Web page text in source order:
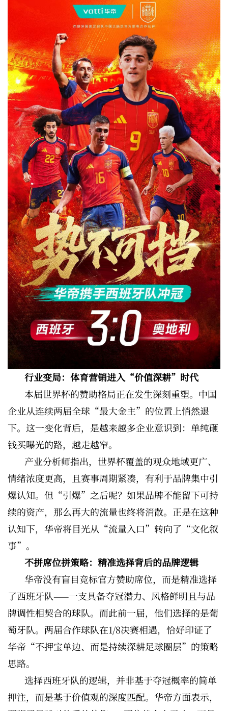
行业变局：体育营销进入“价值深耕”时代
本届世界杯的赞助格局正在发生深刻重塑。中国
企业从连续两届全球“最大金主”的位置上悄然退
下。这一变化背后，是越来越多企业意识到：单纯砸
钱买曝光的路，越走越窄。
产业分析师指出，世界杯覆盖的观众地域更广、
情绪浓度更高，且赛事周期紧凑，有利于品牌集中引
爆认知。但“引爆”之后呢？如果品牌不能留下可持
续的资产，那么再大的流量也终将消散。正是在这种
认知下，华帝将目光从“流量入口”转向了“文化叙
事”。
不拼席位拼策略：精准选择背后的品牌逻辑
华帝没有盲目竞标官方赞助席位，而是精准选择
了西班牙队——一支具备夺冠潜力、风格鲜明且与品
牌调性相契合的球队。而此前一届，他们选择的是葡
萄牙队。两届合作球队在1/8决赛相遇，恰好印证了
华帝“不押宝单边、而是持续深耕足球圈层”的策略
思路。
选择西班牙队的逻辑，并非基于夺冠概率的简单
押注，而是基于价值观的深度匹配。华帝方面表示，